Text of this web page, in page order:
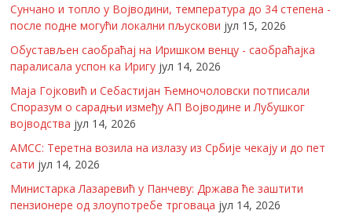
Сунчано и топло у Војводини, температура до 34 степена -
после подне могући локални пљускови јул 15, 2026
Обустављен саобраћај на Иришком венцу - саобраћајка
паралисала успон ка Иригу јул 14, 2026
Маја Гојковић и Себастијан Ћемночоловски потписали
Споразум о сарадњи између АП Војводине и Лубушког
војводства јул 14, 2026
АМСС: Теретна возила на излазу из Србије чекају и до пет
сати јул 14, 2026
Министарка Лазаревић у Панчеву: Држава ће заштити
пензионере од злоупотребе трговаца јул 14, 2026